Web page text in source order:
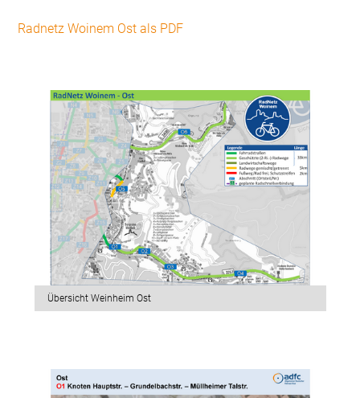
Radnetz Woinem Ost als PDF
Übersicht Weinheim Ost